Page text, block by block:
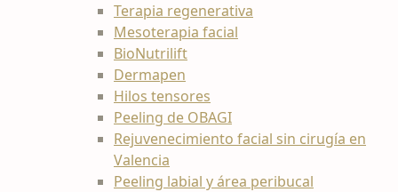
Terapia regenerativa
Mesoterapia facial
BioNutrilift
Dermapen
Hilos tensores
Peeling de OBAGI
Rejuvenecimiento facial sin cirugía en
Valencia
Peeling labial y área peribucal